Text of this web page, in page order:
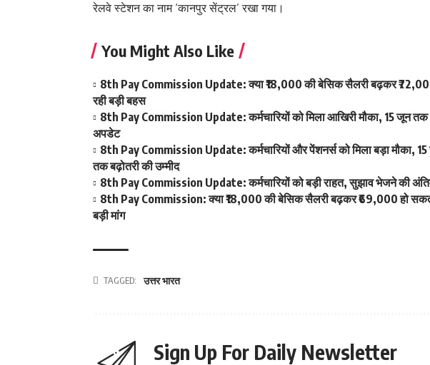
रेलवे स्टेशन का नाम ‘कानपुर सेंट्रल’ रखा गया।
You Might Also Like
8th Pay Commission Update: क्या ₹18,000 की बेसिक सैलरी बढ़कर
रही बड़ी बहस
8th Pay Commission Update: कर्मचारियों को मिला आखिरी मौका, 15 जून
अपडेट
8th Pay Commission Update: कर्मचारियों और पेंशनर्स को मिला बड़ा
तक बढ़ोतरी की उम्मीद
8th Pay Commission Update: कर्मचारियों को बड़ी राहत, सुझाव भेजने की
8th Pay Commission: क्या ₹18,000 की बेसिक सैलरी बढ़कर ₹69,000 हो सकती
बड़ी मांग
TAGGED: उत्तर भारत
Sign Up For Daily Newsletter